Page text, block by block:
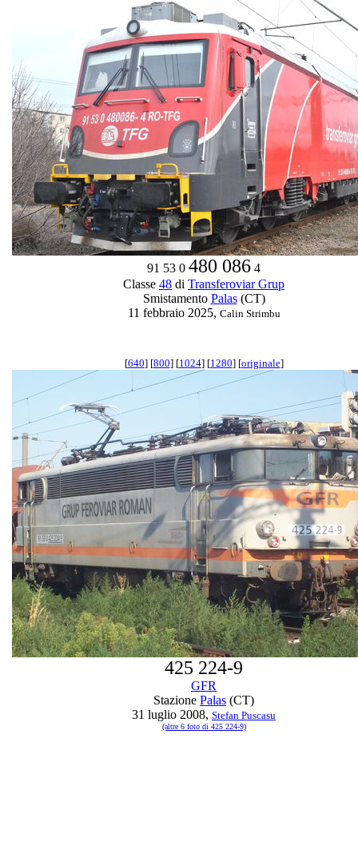
91 53 0 480 086 4
Classe 48 di Transferoviar Grup
Smistamento Palas(CT)
11 febbraio 2025, Calin Strimbu
[640] [800] [1024] [1280] [originale]
425 224-9
GFR
Stazione Palas (CT)
31 luglio 2008, Stefan Puscasu
(altre 6 foto di 425 224-9)